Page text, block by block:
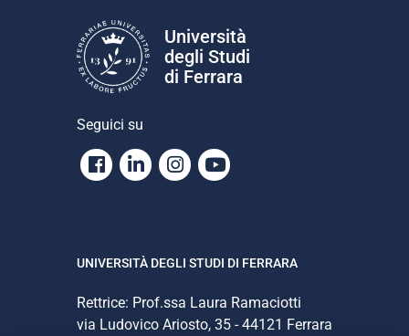
Università
degli Studi
di Ferrara
Seguici su
Facebook
LinkedinInstagram
Youtube
UNIVERSITÀ DEGLI STUDI DI FERRARA
Rettrice: Prof.ssa Laura Ramaciotti
via Ludovico Ariosto, 35 - 44121 Ferrara